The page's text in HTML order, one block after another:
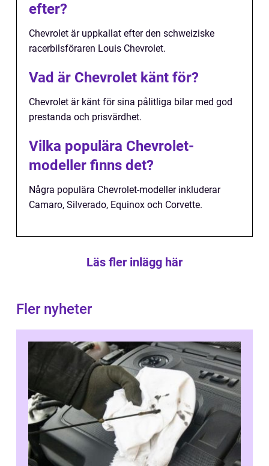
efter?
Chevrolet är uppkallat efter den schweiziske
racerbilsföraren Louis Chevrolet.
Vad är Chevrolet känt för?
Chevrolet är känt för sina pålitliga bilar med god
prestanda och prisvärdhet.
Vilka populära Chevrolet-
modeller finns det?
Några populära Chevrolet-modeller inkluderar
Camaro, Silverado, Equinox och Corvette.
Läs fler inlägg här
Fler nyheter